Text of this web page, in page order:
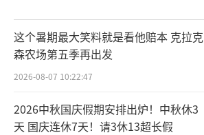
这个暑期最大笑料就是看他赔本 克拉克
森农场第五季再出发
2026-08-07 10:22:47
2026中秋国庆假期安排出炉！中秋休3
天 国庆连休7天！请3休13超长假